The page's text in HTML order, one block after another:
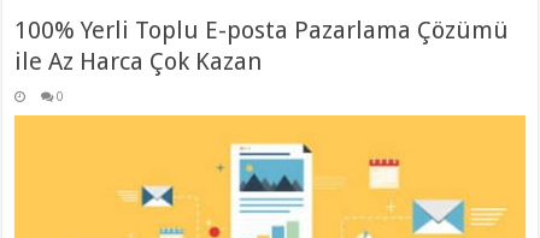
100% Yerli Toplu E-posta Pazarlama Çözümü
ile Az Harca Çok Kazan
0